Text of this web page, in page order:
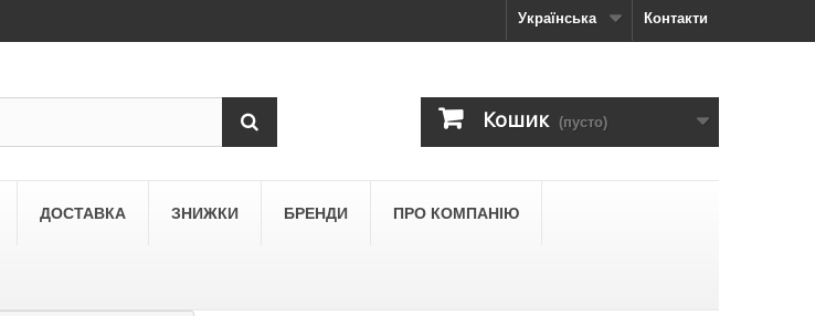
Контакти
Українська
Кошик (пусто)
ДОСТАВКА ЗНИЖКИ БРЕНДИ ПРО КОМПАНІЮ